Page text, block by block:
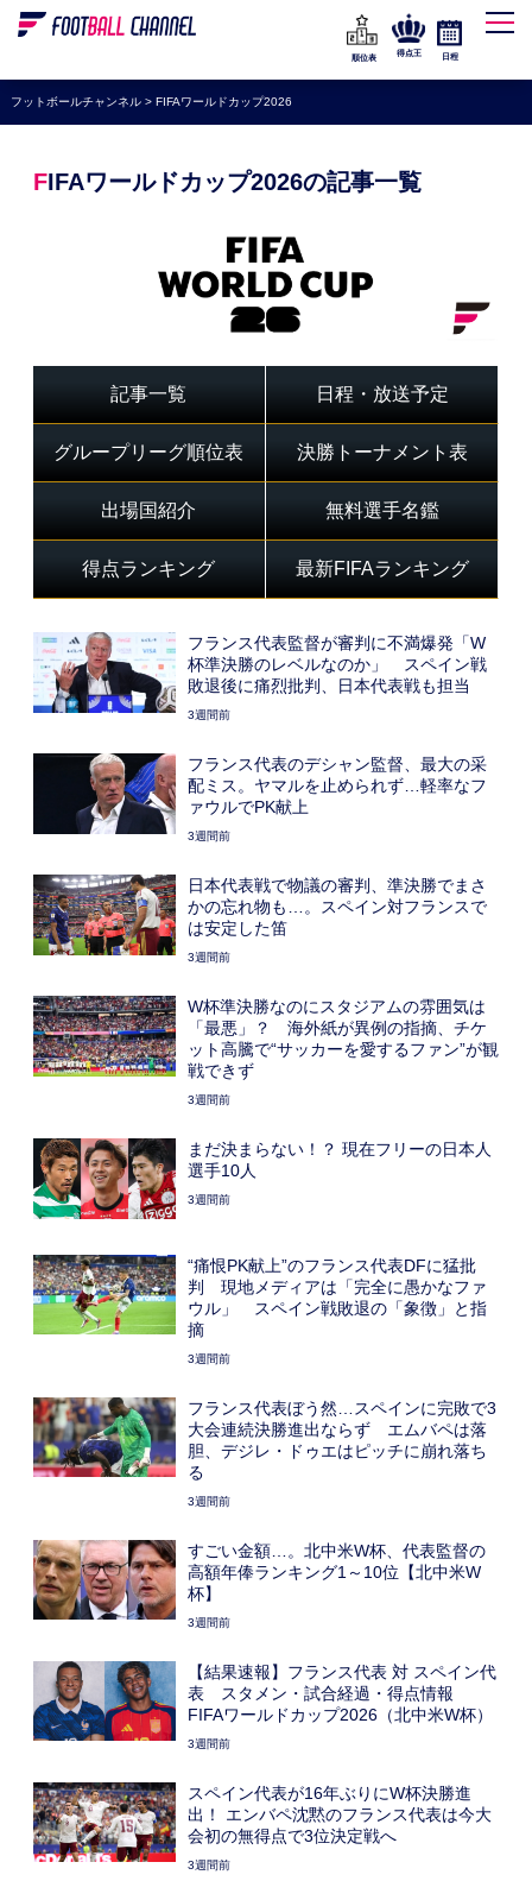
WEリーグ
海外サッカー
プレミアリーグ
ラ・リーガ
高校サッカー
動画
順位表
得点王 日程
フットボールチャンネル> FIFAワールドカップ2026
FIFAワールドカップ2026の記事一覧
記事一覧 日程・放送予定
グループリーグ順位表 決勝トーナメント表
出場国紹介 無料選手名鑑
得点ランキング 最新FIFAランキング
フランス代表監督が審判に不満爆発「W
杯準決勝のレベルなのか」 スペイン戦
敗退後に痛烈批判、日本代表戦も担当
3週間前
フランス代表のデシャン監督、最大の采
配ミス。ヤマルを止められず…軽率なフ
ァウルでPK献上
3週間前
日本代表戦で物議の審判、準決勝でまさ
かの忘れ物も…。スペイン対フランスで
は安定した笛
3週間前
W杯準決勝なのにスタジアムの雰囲気は
「最悪」？ 海外紙が異例の指摘、チケ
ット高騰で“サッカーを愛するファン”が観
戦できず
3週間前
まだ決まらない！？ 現在フリーの日本人
選手10人
3週間前
“痛恨PK献上”のフランス代表DFに猛批
判 現地メディアは「完全に愚かなファ
ウル」 スペイン戦敗退の「象徴」と指
摘
3週間前
フランス代表ぼう然…スペインに完敗で3
大会連続決勝進出ならず エムバペは落
胆、デジレ・ドゥエはピッチに崩れ落ち
る
3週間前
すごい金額…。北中米W杯、代表監督の
高額年俸ランキング1～10位【北中米W
杯】
3週間前
【結果速報】フランス代表 対 スペイン代
表 スタメン・試合経過・得点情報
FIFAワールドカップ2026（北中米W杯）
3週間前
スペイン代表が16年ぶりにW杯決勝進
出！ エンバペ沈黙のフランス代表は今大
会初の無得点で3位決定戦へ
3週間前